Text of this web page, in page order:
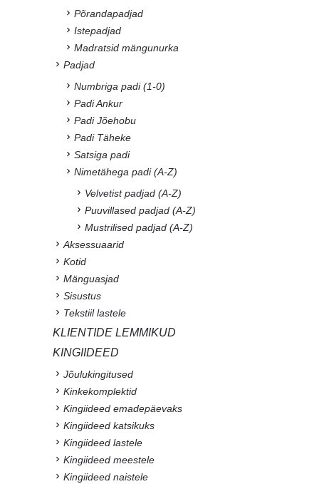
Põrandapadjad
Istepadjad
Madratsid mängunurka
Padjad
Numbriga padi (1-0)
Padi Ankur
Padi Jõehobu
Padi Täheke
Satsiga padi
Nimetähega padi (A-Z)
Velvetist padjad (A-Z)
Puuvillased padjad (A-Z)
Mustrilised padjad (A-Z)
Aksessuaarid
Kotid
Mänguasjad
Sisustus
Tekstiil lastele
KLIENTIDE LEMMIKUD
KINGIIDEED
Jõulukingitused
Kinkekomplektid
Kingiideed emadepäevaks
Kingiideed katsikuks
Kingiideed lastele
Kingiideed meestele
Kingiideed naistele